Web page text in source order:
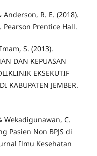
Anderson, R. E. (2018).
Prentice Hall.
S. (2013).
DAN KEPUASAN
EKSEKUTIF
KABUPATEN JEMBER.
Wekadigunawan, C.
Pasien Non BPJS di
Ilmu Kesehatan